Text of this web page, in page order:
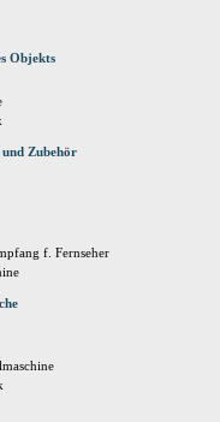
Objekts
Zubehör
f. Fernseher